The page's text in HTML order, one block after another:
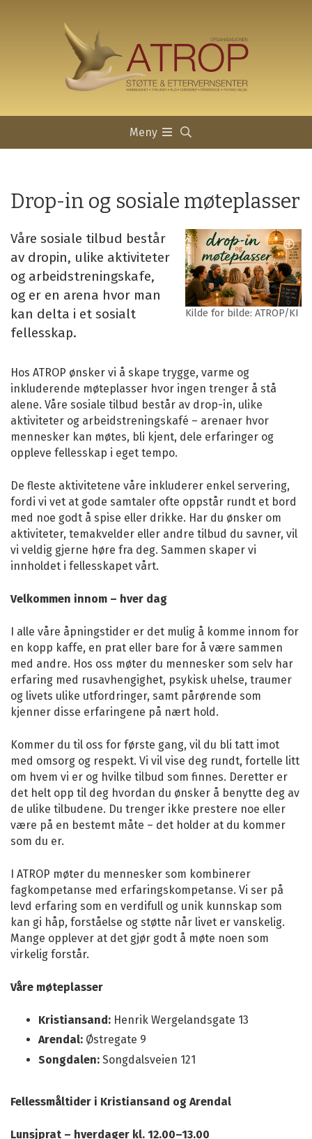
Meny
Drop-in og sosiale møteplasser
Kilde for bilde: ATROP/KI
Våre sosiale tilbud består
av dropin, ulike aktiviteter
og arbeidstreningskafe,
og er en arena hvor man
kan delta i et sosialt
fellesskap.
Hos ATROP ønsker vi å skape trygge, varme og
inkluderende møteplasser hvor ingen trenger å stå
alene. Våre sosiale tilbud består av drop-in, ulike
aktiviteter og arbeidstreningskafé – arenaer hvor
mennesker kan møtes, bli kjent, dele erfaringer og
oppleve fellesskap i eget tempo.
De fleste aktivitetene våre inkluderer enkel servering,
fordi vi vet at gode samtaler ofte oppstår rundt et bord
med noe godt å spise eller drikke. Har du ønsker om
aktiviteter, temakvelder eller andre tilbud du savner, vil
vi veldig gjerne høre fra deg. Sammen skaper vi
innholdet i fellesskapet vårt.
Velkommen innom – hver dag
I alle våre åpningstider er det mulig å komme innom for
en kopp kaffe, en prat eller bare for å være sammen
med andre. Hos oss møter du mennesker som selv har
erfaring med rusavhengighet, psykisk uhelse, traumer
og livets ulike utfordringer, samt pårørende som
kjenner disse erfaringene på nært hold.
Kommer du til oss for første gang, vil du bli tatt imot
med omsorg og respekt. Vi vil vise deg rundt, fortelle litt
om hvem vi er og hvilke tilbud som finnes. Deretter er
det helt opp til deg hvordan du ønsker å benytte deg av
de ulike tilbudene. Du trenger ikke prestere noe eller
være på en bestemt måte – det holder at du kommer
som du er.
I ATROP møter du mennesker som kombinerer
fagkompetanse med erfaringskompetanse. Vi ser på
levd erfaring som en verdifull og unik kunnskap som
kan gi håp, forståelse og støtte når livet er vanskelig.
Mange opplever at det gjør godt å møte noen som
virkelig forstår.
Våre møteplasser
Kristiansand: Henrik Wergelandsgate 13
Arendal: Østregate 9
Songdalen: Songdalsveien 121
Fellessmåltider i Kristiansand og Arendal
Lunsjprat – hverdager kl. 12.00–13.00